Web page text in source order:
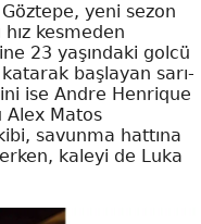
yeni sezon
kesmeden
23 yaşındaki golcü
başlayan sarı-
ise Andre Henrique
Alex Matos
savunma hattına
kaleyi de Luka